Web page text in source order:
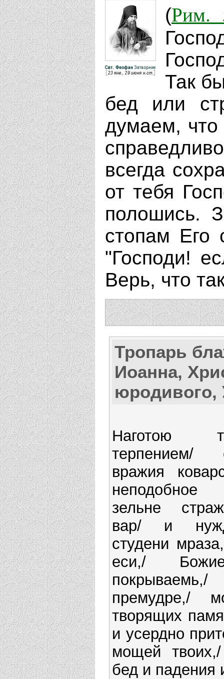
(Рим.
Так
бед или
думаем,
всегда
от тебя
полошись.
стопам Его
"Господи!
Верь, что
Тропарь
Иоанна,
юродивого,
Наготою
терпением/
вражия
зельне
вар/ и
студени
еси,/
премудре,/
творящих
и усердно
мощей
бед и падения